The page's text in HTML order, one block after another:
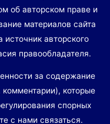
об авторском праве и
материалов сайта
источник авторского
правообладателя.
за содержание
которые
спорных
с нами связаться.